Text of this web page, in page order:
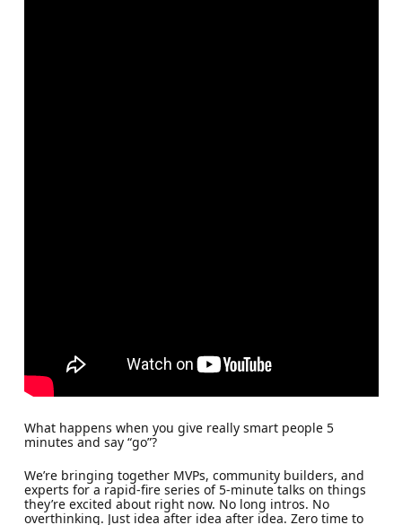
What happens when you give really smart people 5
minutes and say “go”?
We’re bringing together MVPs, community builders, and
experts for a rapid-fire series of 5-minute talks on things
they’re excited about right now. No long intros. No
overthinking. Just idea after idea after idea. Zero time to